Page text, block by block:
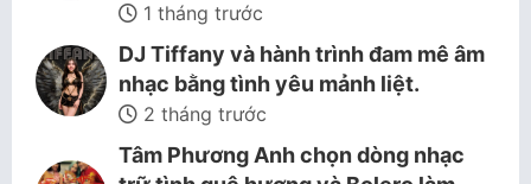
1 tháng trước
DJ Tiffany và hành trình đam mê âm
nhạc bằng tình yêu mảnh liệt.
2 tháng trước
Tâm Phương Anh chọn dòng nhạc